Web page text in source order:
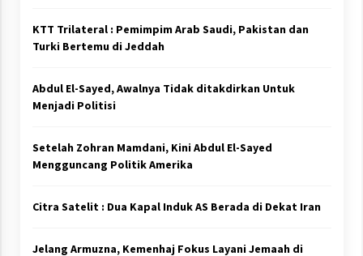
KTT Trilateral : Pemimpim Arab Saudi, Pakistan dan
Turki Bertemu di Jeddah
Abdul El-Sayed, Awalnya Tidak ditakdirkan Untuk
Menjadi Politisi
Setelah Zohran Mamdani, Kini Abdul El-Sayed
Mengguncang Politik Amerika
Citra Satelit : Dua Kapal Induk AS Berada di Dekat Iran
Jelang Armuzna, Kemenhaj Fokus Layani Jemaah di